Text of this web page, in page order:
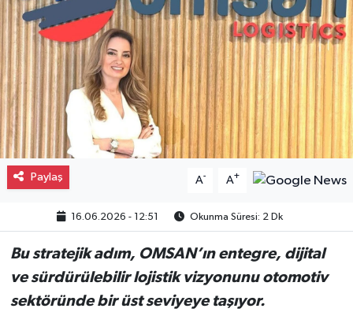
Paylaş A- A+
16.06.2026 - 12:51 Okunma Süresi: 2 Dk
Bu stratejik adım, OMSAN’ın entegre, dijital
ve sürdürülebilir lojistik vizyonunu otomotiv
sektöründe bir üst seviyeye taşıyor.
Spor
Eğitim